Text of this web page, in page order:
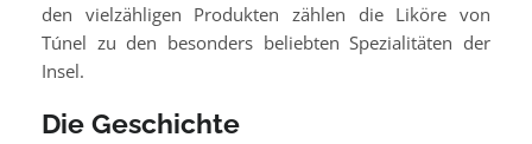
den vielzähligen Produkten zählen die Liköre von
Túnel zu den besonders beliebten Spezialitäten der
Insel.
Die Geschichte